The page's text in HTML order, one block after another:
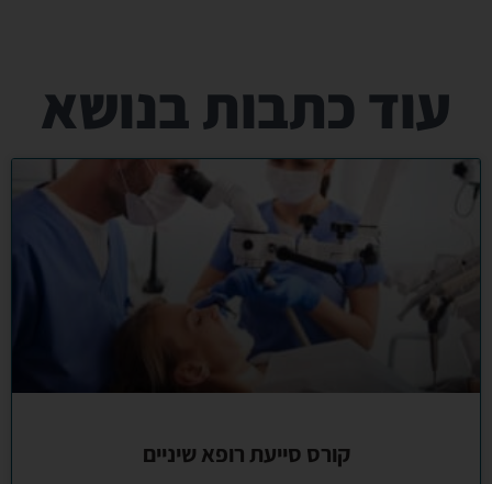
עוד כתבות בנושא
קורס סייעת רופא שיניים